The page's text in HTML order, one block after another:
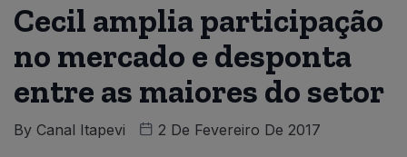
Cecil amplia participação
no mercado e desponta
entre as maiores do setor
By Canal Itapevi 2 De Fevereiro De 2017